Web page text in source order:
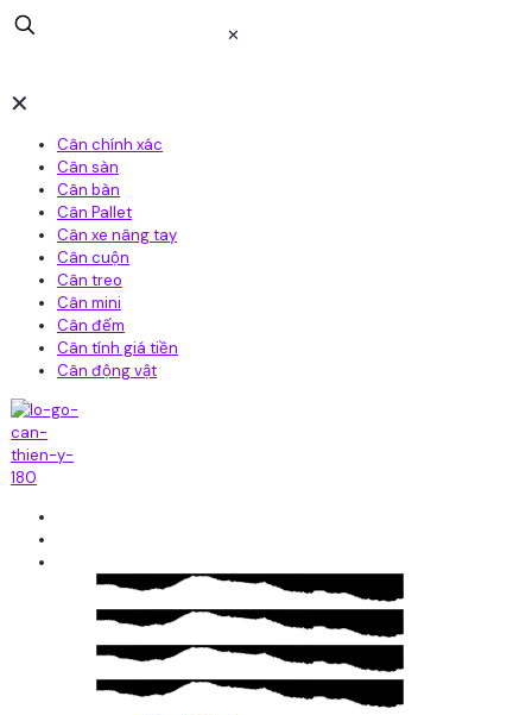
✕
✕
Cân chính xác
Cân sàn
Cân bàn
Cân Pallet
Cân xe nâng tay
Cân cuộn
Cân treo
Cân mini
Cân đếm
Cân tính giá tiền
Cân động vật